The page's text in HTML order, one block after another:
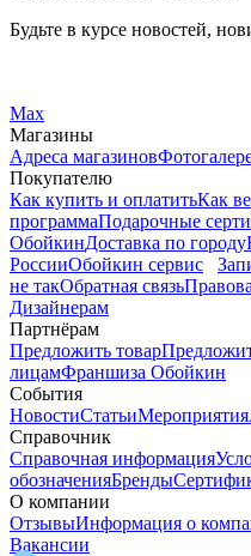
Будьте в курсе новостей,
Max
Магазины
Адреса магазинов
Покупателю
Как купить и оплатитьКак
программаПодарочные
ОбойкинДоставка по городу
РоссииОбойкин сервис
не такОбратная связь
Дизайнерам
Партнёрам
Предложить товар
лицамФраншиза Обойкин
События
НовостиСтатьиМероприятия
Справочник
Справочная информация
обозначенияБренды
О компании
ОтзывыИнформация о
Вакансии